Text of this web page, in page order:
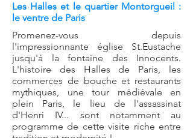
Les Halles et le quartier Montorgueil :
le ventre de Paris
Promenez-vous depuis
l'impressionnante église St.Eustache
jusqu'à la fontaine des Innocents.
L'histoire des Halles de Paris, les
commerces de bouche et restaurants
mythiques, une tour médiévale en
plein Paris, le lieu de l'assassinat
d'Henri IV... sont notamment au
programme de cette visite riche entre